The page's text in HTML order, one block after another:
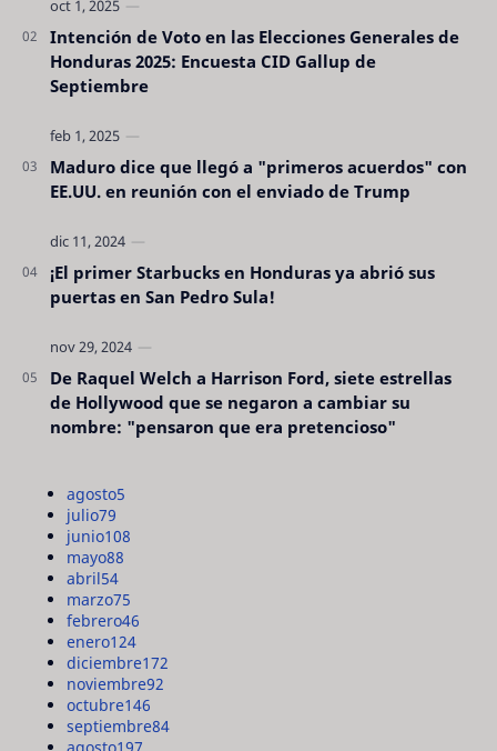
Intención de Voto en las Elecciones Generales de
Honduras 2025: Encuesta CID Gallup de
Septiembre
Maduro dice que llegó a "primeros acuerdos" con
EE.UU. en reunión con el enviado de Trump
¡El primer Starbucks en Honduras ya abrió sus
puertas en San Pedro Sula!
De Raquel Welch a Harrison Ford, siete estrellas
de Hollywood que se negaron a cambiar su
nombre: "pensaron que era pretencioso"
agosto5
julio79
junio108
mayo88
abril54
marzo75
febrero46
enero124
diciembre172
noviembre92
octubre146
septiembre84